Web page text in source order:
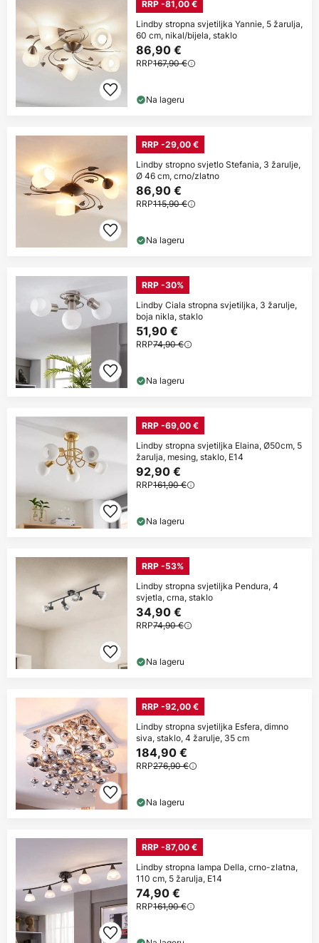
RRP -81,00 €
Lindby stropna svjetiljka Yannie, 5 žarulja,
60 cm, nikal/bijela, staklo
86,90 €
RRP167,90 €
Na lageru
RRP -29,00 €
Lindby stropno svjetlo Stefania, 3 žarulje,
Ø 46 cm, crno/zlatno
86,90 €
RRP115,90 €
Na lageru
RRP -30%
Lindby Ciala stropna svjetiljka, 3 žarulje,
boja nikla, staklo
51,90 €
RRP74,90 €
Na lageru
RRP -69,00 €
Lindby stropna svjetiljka Elaina, Ø50cm, 5
žarulja, mesing, staklo, E14
92,90 €
RRP161,90 €
Na lageru
RRP -53%
Lindby stropna svjetiljka Pendura, 4
svjetla, crna, staklo
34,90 €
RRP74,90 €
Na lageru
RRP -92,00 €
Lindby stropna svjetiljka Esfera, dimno
siva, staklo, 4 žarulje, 35 cm
184,90 €
RRP276,90 €
Na lageru
RRP -87,00 €
Lindby stropna lampa Della, crno-zlatna,
110 cm, 5 žarulja, E14
74,90 €
RRP161,90 €